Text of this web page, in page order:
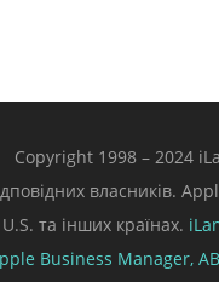
Copyright 1998 – 2024
власників.
та інших країнах.
Business Manager,